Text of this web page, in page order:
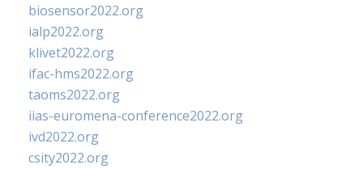
biosensor2022.org
ialp2022.org
klivet2022.org
ifac-hms2022.org
taoms2022.org
iias-euromena-conference2022.org
ivd2022.org
csity2022.org